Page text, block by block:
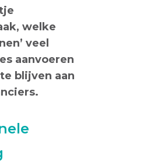
welke
veel
aanvoeren
blijven aan